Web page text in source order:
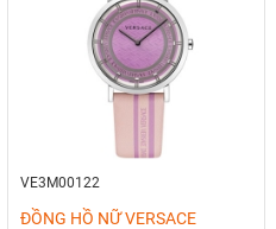
VE3M00122
ĐỒNG HỒ NỮ VERSACE